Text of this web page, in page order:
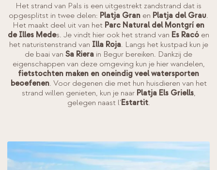
Het strand van Pals is een uitgestrekt zandstrand dat is
opgesplitst in twee delen: Platja Gran en Platja del Grau.
Het maakt deel uit van het Parc Natural del Montgrí en
de Illes Medes. Je vindt hier ook het strand van Es Racó en
het naturistenstrand van Illa Roja. Langs het kustpad kun je
de baai van Sa Riera in Begur bereiken. Dankzij de
eigenschappen van deze omgeving kun je hier wandelen,
fietstochten maken en oneindig veel watersporten
beoefenen. Voor degenen die met hun huisdieren van het
strand willen genieten, kun je naar Platja Els Griells,
gelegen naast l'Estartit.